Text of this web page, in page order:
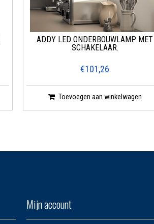
ADDY LED ONDERBOUWLAMP MET
SCHAKELAAR.
€101,26
Toevoegen aan winkelwagen
Mijn account